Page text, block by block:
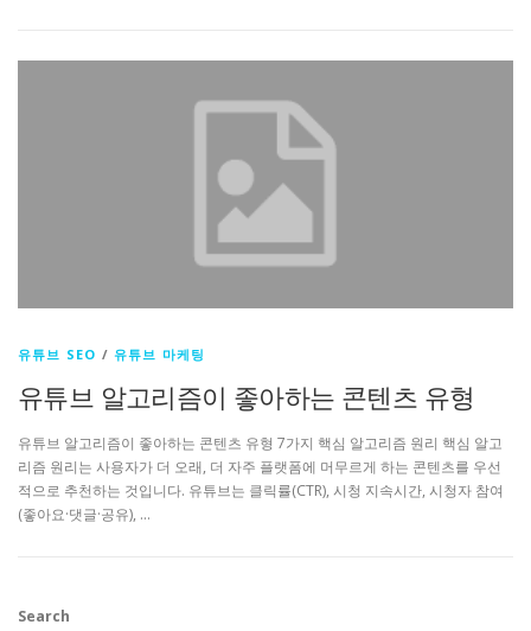
유튜브 SEO /유튜브 마케팅
유튜브 알고리즘이 좋아하는 콘텐츠 유형
유튜브 알고리즘이 좋아하는 콘텐츠 유형 7가지 핵심 알고리즘 원리 핵심 알고
리즘 원리는 사용자가 더 오래, 더 자주 플랫폼에 머무르게 하는 콘텐츠를 우선
적으로 추천하는 것입니다. 유튜브는 클릭률(CTR), 시청 지속시간, 시청자 참여
(좋아요·댓글·공유), …
Search